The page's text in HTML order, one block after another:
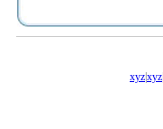
xyzxyz